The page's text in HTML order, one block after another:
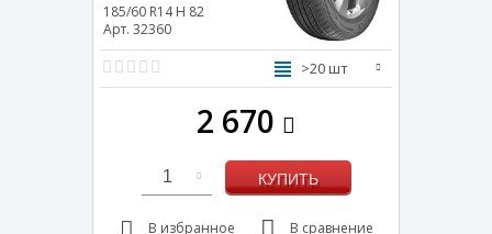
185/60 R14 H 82
Арт. 32360
>20 шт
2 670
1 КУПИТЬ
В избранное В сравнение